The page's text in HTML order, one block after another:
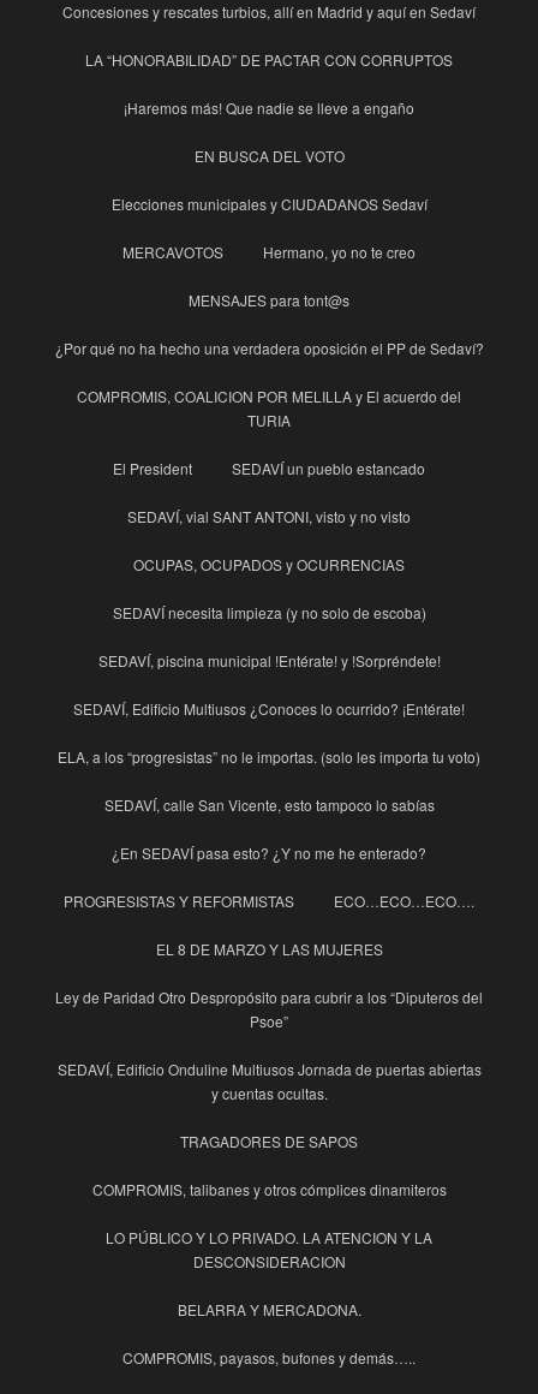
Concesiones y rescates turbios, allí en Madrid y aquí en Sedaví
LA “HONORABILIDAD” DE PACTAR CON CORRUPTOS
¡Haremos más! Que nadie se lleve a engaño
EN BUSCA DEL VOTO
Elecciones municipales y CIUDADANOS Sedaví
MERCAVOTOS Hermano, yo no te creo
MENSAJES para tont@s
¿Por qué no ha hecho una verdadera oposición el PP de Sedaví?
COMPROMIS, COALICION POR MELILLA y El acuerdo del
TURIA
El President SEDAVÍ un pueblo estancado
SEDAVÍ, vial SANT ANTONI, visto y no visto
OCUPAS, OCUPADOS y OCURRENCIAS
SEDAVÍ necesita limpieza (y no solo de escoba)
SEDAVÍ, piscina municipal !Entérate! y !Sorpréndete!
SEDAVÍ, Edificio Multiusos ¿Conoces lo ocurrido? ¡Entérate!
ELA, a los “progresistas” no le importas. (solo les importa tu voto)
SEDAVÍ, calle San Vicente, esto tampoco lo sabías
¿En SEDAVÍ pasa esto? ¿Y no me he enterado?
PROGRESISTAS Y REFORMISTAS ECO…ECO…ECO….
EL 8 DE MARZO Y LAS MUJERES
Ley de Paridad Otro Despropósito para cubrir a los “Diputeros del
Psoe”
SEDAVÍ, Edificio Onduline Multiusos Jornada de puertas abiertas
y cuentas ocultas.
TRAGADORES DE SAPOS
COMPROMIS, talibanes y otros cómplices dinamiteros
LO PÚBLICO Y LO PRIVADO. LA ATENCION Y LA
DESCONSIDERACION
BELARRA Y MERCADONA.
COMPROMIS, payasos, bufones y demás…..